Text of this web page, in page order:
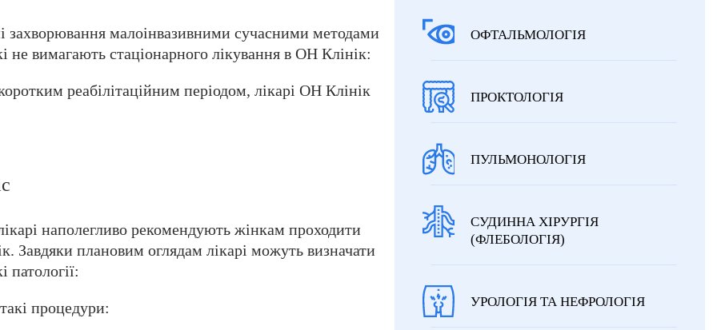
захворювання малоінвазивними сучасними методами
не вимагають стаціонарного лікування в ОН Клінік:
реабілітаційним періодом, лікарі ОН Клінік
наполегливо рекомендують жінкам проходити
Завдяки плановим оглядам лікарі можуть визначати
патології:
процедури:
ОФТАЛЬМОЛОГІЯ
ПРОКТОЛОГІЯ
ПУЛЬМОНОЛОГІЯ
СУДИННА ХІРУРГІЯ
(ФЛЕБОЛОГІЯ)
УРОЛОГІЯ ТА НЕФРОЛОГІЯ